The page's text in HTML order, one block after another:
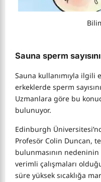
Sauna sperm
Sauna kullanımıyla ilgili
erkeklerde sperm
Uzmanlara göre bu
bulunuyor.
Edinburgh
Profesör Colin Duncan,
bulunmasının
verimli çalışmaları
süre yüksek sıcaklığa